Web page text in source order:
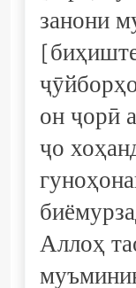
занони
он ҷорӣ
ҷо
Аллоҳ